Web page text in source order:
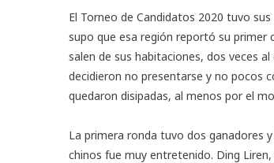
El Torneo de Candidatos 2020 tuvo sus
supo que esa región reportó su primer
salen de sus habitaciones, dos veces
decidieron no presentarse y no pocos
quedaron disipadas, al menos por el
La primera ronda tuvo dos ganadores
chinos fue muy entretenido. Ding